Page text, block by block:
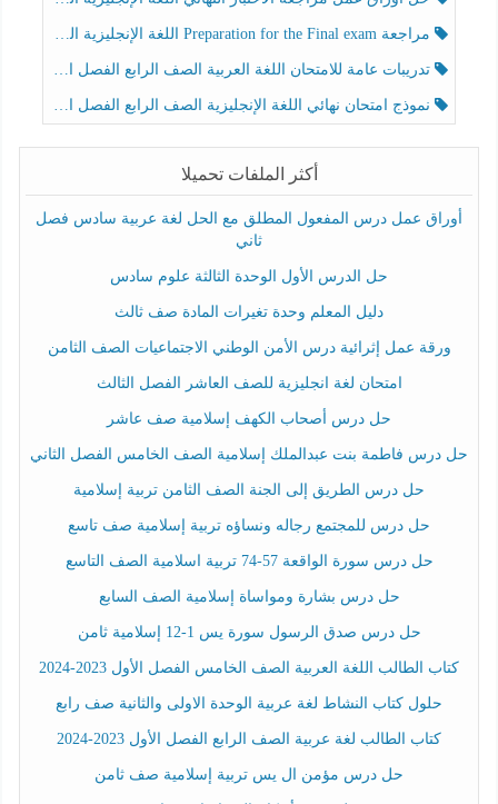
مراجعة Preparation for the Final exam اللغة الإنجليزية الصف الرابع الفصل الثالث
تدريبات عامة للامتحان اللغة العربية الصف الرابع الفصل الثالث
نموذج امتحان نهائي اللغة الإنجليزية الصف الرابع الفصل الثالث
أكثر الملفات تحميلا
أوراق عمل درس المفعول المطلق مع الحل لغة عربية سادس فصل
ثاني
حل الدرس الأول الوحدة الثالثة علوم سادس
دليل المعلم وحدة تغيرات المادة صف ثالث
ورقة عمل إثرائية درس الأمن الوطني الاجتماعيات الصف الثامن
امتحان لغة انجليزية للصف العاشر الفصل الثالث
حل درس أصحاب الكهف إسلامية صف عاشر
حل درس فاطمة بنت عبدالملك إسلامية الصف الخامس الفصل الثاني
حل درس الطريق إلى الجنة الصف الثامن تربية إسلامية
حل درس للمجتمع رجاله ونساؤه تربية إسلامية صف تاسع
حل درس سورة الواقعة 57-74 تربية اسلامية الصف التاسع
حل درس بشارة ومواساة إسلامية الصف السابع
حل درس صدق الرسول سورة يس 1-12 إسلامية ثامن
كتاب الطالب اللغة العربية الصف الخامس الفصل الأول 2023-2024
حلول كتاب النشاط لغة عربية الوحدة الاولى والثانية صف رابع
كتاب الطالب لغة عربية الصف الرابع الفصل الأول 2023-2024
حل درس مؤمن ال يس تربية إسلامية صف ثامن